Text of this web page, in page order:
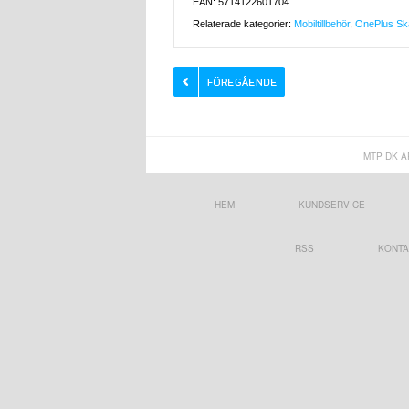
Relaterade kategorier: Mobiltillbehör, OnePlus
MTP DK
HEM KUNDSERVICE
RSS